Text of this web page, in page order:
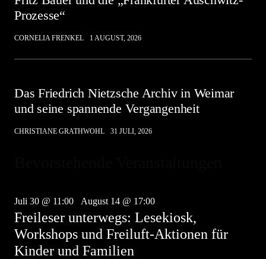
Prozesse“
CORNELIA FRENKEL 1 AUGUST, 2026
Das Friedrich Nietzsche Archiv in Weimar
und seine spannende Vergangenheit
CHRISTIANE GRATHWOHL 31 JULI, 2026
Juli 30 @ 11:00
August 14 @ 17:00
Freileser unterwegs: Lesekiosk,
Workshops und Freiluft-Aktionen für
Kinder und Familien